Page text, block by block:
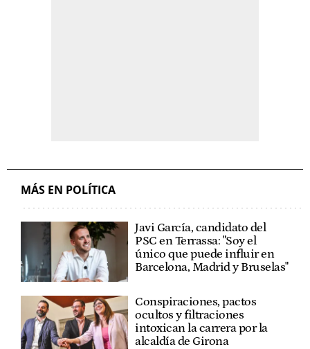
MÁS EN POLÍTICA
Javi García, candidato del
PSC en Terrassa: "Soy el
único que puede influir en
Barcelona, Madrid y Bruselas"
Conspiraciones, pactos
ocultos y filtraciones
intoxican la carrera por la
alcaldía de Girona